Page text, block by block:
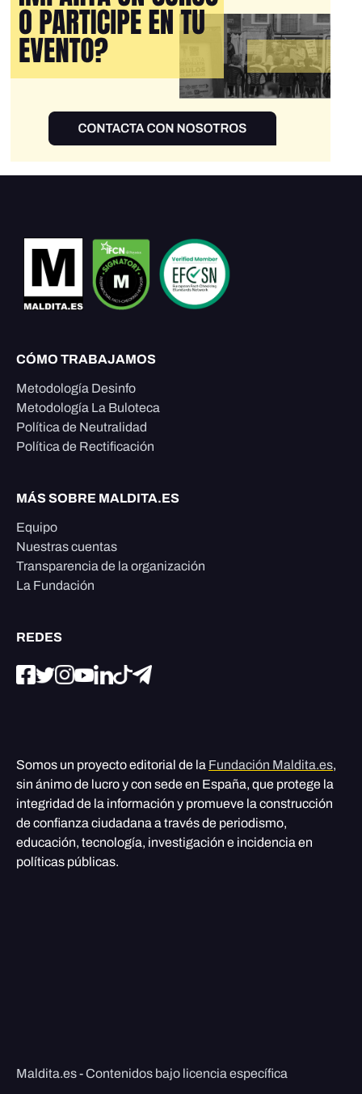
CÓMO TRABAJAMOS
Metodología Desinfo
Metodología La Buloteca
Política de Neutralidad
Política de Rectificación
MÁS SOBRE MALDITA.ES
Equipo
Nuestras cuentas
Transparencia de la organización
La Fundación
REDES
Somos un proyecto editorial de la Fundación Maldita.es,
sin ánimo de lucro y con sede en España, que protege la
integridad de la información y promueve la construcción
de confianza ciudadana a través de periodismo,
educación, tecnología, investigación e incidencia en
políticas públicas.
Maldita.es - Contenidos bajo licencia específica